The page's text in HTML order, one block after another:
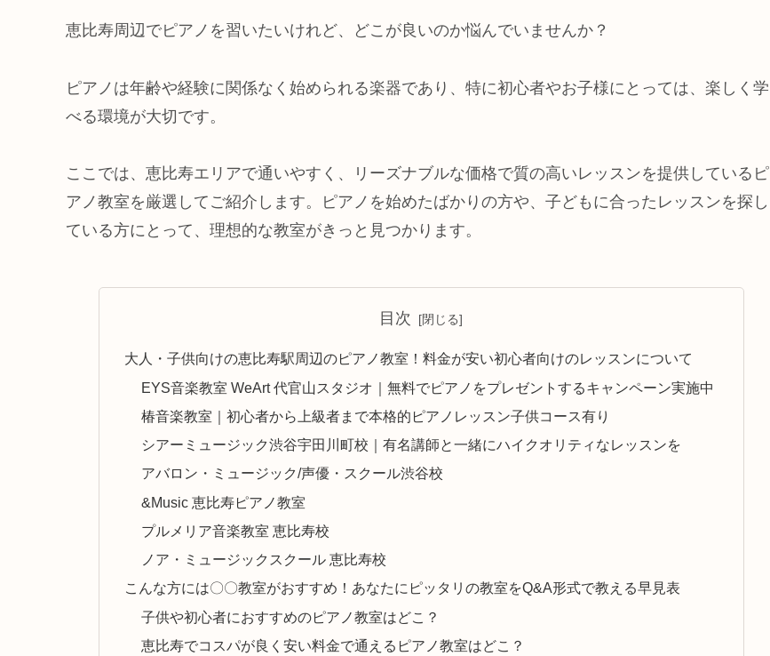
恵比寿周辺でピアノを習いたいけれど、どこが良いのか悩んでいませんか？
ピアノは年齢や経験に関係なく始められる楽器であり、特に初心者やお子様にとっては、楽しく学
べる環境が大切です。
ここでは、恵比寿エリアで通いやすく、リーズナブルな価格で質の高いレッスンを提供しているピ
アノ教室を厳選してご紹介します。ピアノを始めたばかりの方や、子どもに合ったレッスンを探し
ている方にとって、理想的な教室がきっと見つかります。
目次
大人・子供向けの恵比寿駅周辺のピアノ教室！料金が安い初心者向けのレッスンについて
EYS音楽教室 WeArt 代官山スタジオ｜無料でピアノをプレゼントするキャンペーン実施中
椿音楽教室｜初心者から上級者まで本格的ピアノレッスン子供コース有り
シアーミュージック渋谷宇田川町校｜有名講師と一緒にハイクオリティなレッスンを
アバロン・ミュージック/声優・スクール渋谷校
&Music 恵比寿ピアノ教室
プルメリア音楽教室 恵比寿校
ノア・ミュージックスクール 恵比寿校
こんな方には〇〇教室がおすすめ！あなたにピッタリの教室をQ&A形式で教える早見表
子供や初心者におすすめのピアノ教室はどこ？
恵比寿でコスパが良く安い料金で通えるピアノ教室はどこ？